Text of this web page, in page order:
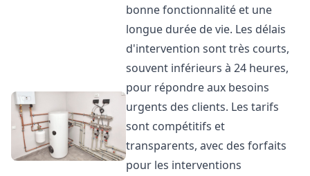
bonne fonctionnalité et une
longue durée de vie. Les délais
d'intervention sont très courts,
souvent inférieurs à 24 heures,
pour répondre aux besoins
urgents des clients. Les tarifs
sont compétitifs et
transparents, avec des forfaits
pour les interventions